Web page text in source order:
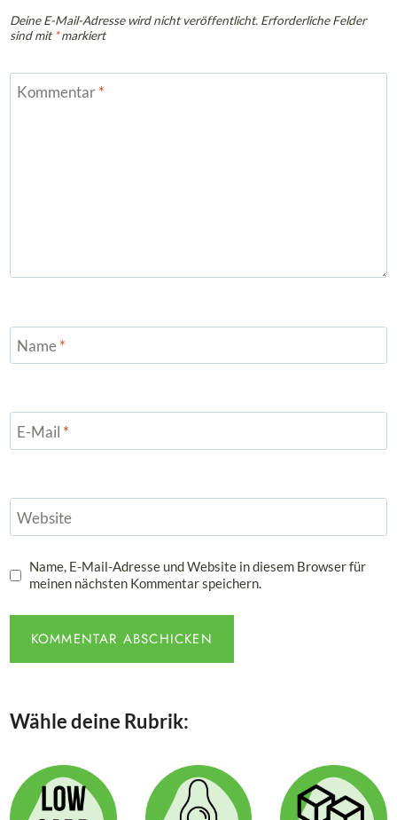
Deine E-Mail-Adresse wird nicht veröffentlicht. Erforderliche Felder
sind mit*markiert
Kommentar*
Name*
E-Mail *
Website
Name, E-Mail-Adresse und Website in diesem Browser für
meinen nächsten Kommentar speichern.
Wähle deine Rubrik: